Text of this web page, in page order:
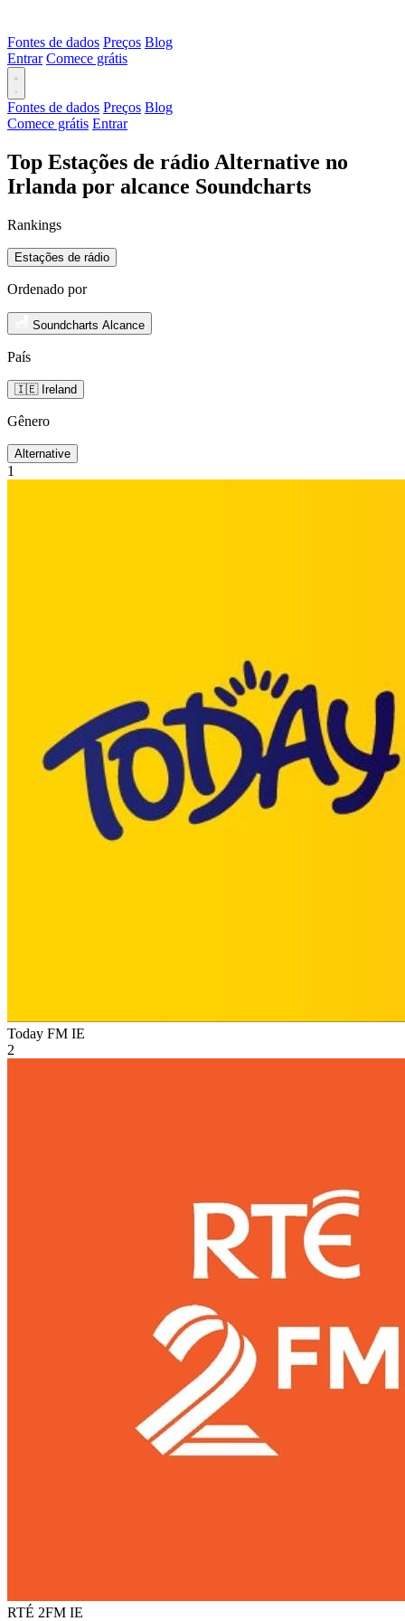
Fontes de dados Preços Blog
Entrar Comece grátis
Fontes de dados Preços Blog
Comece grátis Entrar
Top Estações de rádio Alternative no
Irlanda por alcance Soundcharts
Rankings
Estações de rádio
Ordenado por
Soundcharts Alcance
País
🇮🇪 Ireland
Gênero
Alternative
1
Today FM IE
2
RTÉ 2FM IE